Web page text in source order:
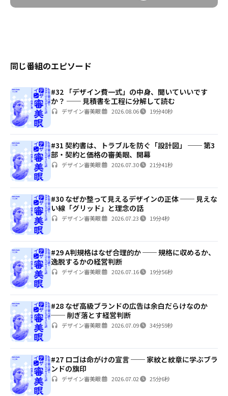
同じ番組のエピソード
#32 「デザイン費一式」の中身、聞いていいです
か？ ── 見積書を工程に分解して読む
デザイン審美眼 2026.08.06 19分40秒
#31 契約書は、トラブルを防ぐ「設計図」 ── 第3
部・契約と価格の審美眼、開幕
デザイン審美眼 2026.07.30 21分41秒
#30 なぜか整って見えるデザインの正体 ── 見えな
い線「グリッド」と理念の話
デザイン審美眼 2026.07.23 19分4秒
#29 A判規格はなぜ合理的か ── 規格に収めるか、
逸脱するかの経営判断
デザイン審美眼 2026.07.16 19分56秒
#28 なぜ高級ブランドの広告は余白だらけなのか
── 削ぎ落とす経営判断
デザイン審美眼 2026.07.09 34分59秒
#27 ロゴは命がけの宣言 ── 家紋と紋章に学ぶブラ
ンドの旗印
デザイン審美眼 2026.07.02 25分6秒